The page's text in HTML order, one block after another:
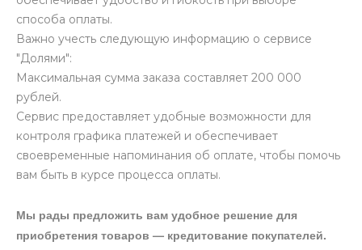
способа оплаты.
Важно учесть следующую информацию о сервисе
"Долями":
Максимальная сумма заказа составляет 200 000
рублей.
Сервис предоставляет удобные возможности для
контроля графика платежей и обеспечивает
своевременные напоминания об оплате, чтобы помочь
вам быть в курсе процесса оплаты.
Мы рады предложить вам удобное решение для
приобретения товаров — кредитование покупателей.